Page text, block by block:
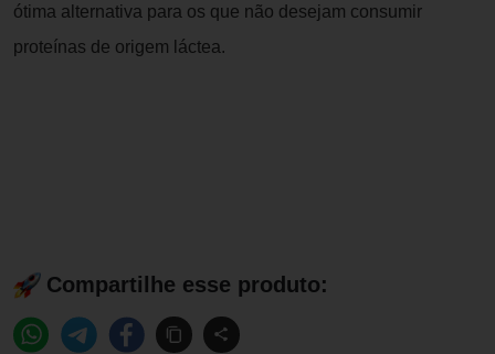
ótima alternativa para os que não desejam consumir
proteínas de origem láctea.
Compartilhe esse produto: